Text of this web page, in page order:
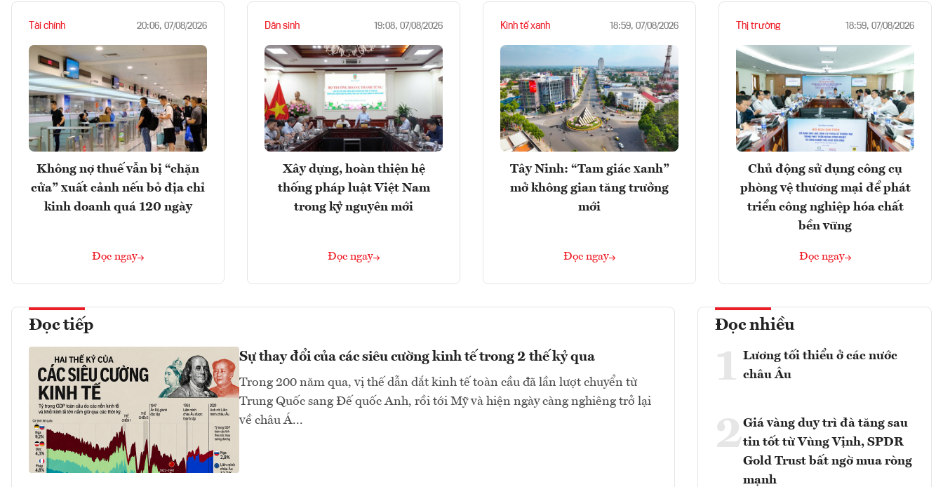
Tài chính 20:06, 07/08/2026
Không nợ thuế vẫn bị “chặn
cửa” xuất cảnh nếu bỏ địa chỉ
kinh doanh quá 120 ngày
Đọc ngay
Dân sinh 19:08, 07/08/2026
Xây dựng, hoàn thiện hệ
thống pháp luật Việt Nam
trong kỷ nguyên mới
Đọc ngay
Kinh tế xanh 18:59, 07/08/2026
Tây Ninh: “Tam giác xanh”
mở không gian tăng trưởng
mới
Đọc ngay
Thị trường 18:59, 07/08/2026
Chủ động sử dụng công cụ
phòng vệ thương mại để phát
triển công nghiệp hóa chất
bền vững
Đọc ngay
Đọc tiếp
Sự thay đổi của các siêu cường kinh tế trong 2 thế kỷ qua
Trong 200 năm qua, vị thế dẫn dắt kinh tế toàn cầu đã lần lượt chuyển từ
Trung Quốc sang Đế quốc Anh, rồi tới Mỹ và hiện ngày càng nghiêng trở lại
về châu Á...
Đọc nhiều
1 Lương tối thiểu ở các nước
châu Âu
2Giá vàng duy trì đà tăng sau
tin tốt từ Vùng Vịnh, SPDR
Gold Trust bất ngờ mua ròng
mạnh